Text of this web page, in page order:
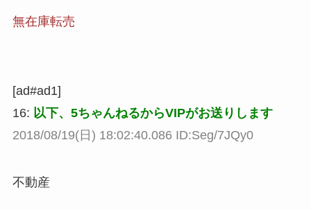
無在庫転売
[ad#ad1]
16: 以下、5ちゃんねるからVIPがお送りします
2018/08/19(日) 18:02:40.086 ID:Seg/7JQy0
不動産